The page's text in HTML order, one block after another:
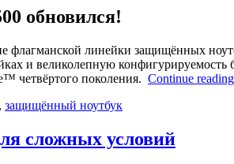
обновился!
флагманской линейки защищённых
и великолепную
четвёртого поколения. Continue
, защищённый ноутбук
сложных условий